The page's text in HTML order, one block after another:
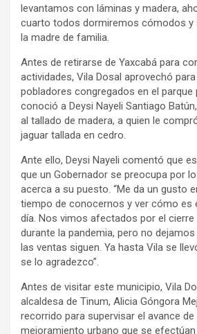
levantamos con láminas y madera,
cuarto todos dormiremos cómodos y
la madre de familia.
Antes de retirarse de Yaxcabá para
actividades, Vila Dosal aprovechó
pobladores congregados en el parque
conoció a Deysi Nayeli Santiago
al tallado de madera, a quien le
jaguar tallada en cedro.
Ante ello, Deysi Nayeli comentó que
que un Gobernador se preocupa por
acerca a su puesto. “Me da un gusto
tiempo de conocernos y ver cómo es
día. Nos vimos afectados por el cierre
durante la pandemia, pero no
las ventas siguen. Ya hasta Vila se
se lo agradezco”.
Antes de visitar este municipio, Vila
alcaldesa de Tinum, Alicia Góngora
recorrido para supervisar el avance
mejoramiento urbano que se